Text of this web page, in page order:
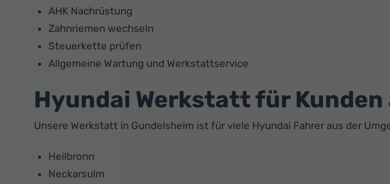
AHK Nachrüstung
Zahnriemen wechseln
Steuerkette prüfen
Allgemeine Wartung und Werkstattservice
Hyundai Werkstatt für Kunden
Unsere Werkstatt in Gundelsheim ist für viele Hyundai Fahrer aus der
Heilbronn
Neckarsulm